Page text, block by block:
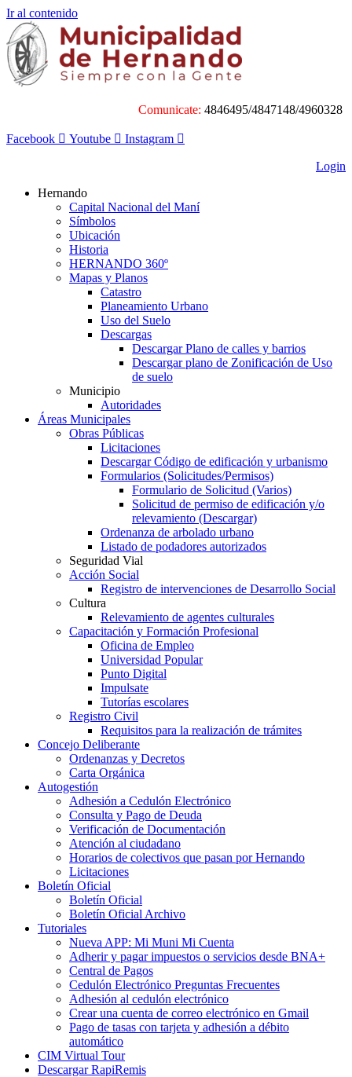
Ir al contenido
Comunicate: 4846495/4847148/4960328
Facebook Youtube Instagram
Login
Hernando
Capital Nacional del Maní
Símbolos
Ubicación
Historia
HERNANDO 360º
Mapas y Planos
Catastro
Planeamiento Urbano
Uso del Suelo
Descargas
Descargar Plano de calles y barrios
Descargar plano de Zonificación de Uso
de suelo
Municipio
Autoridades
Áreas Municipales
Obras Públicas
Licitaciones
Descargar Código de edificación y urbanismo
Formularios (Solicitudes/Permisos)
Formulario de Solicitud (Varios)
Solicitud de permiso de edificación y/o
relevamiento (Descargar)
Ordenanza de arbolado urbano
Listado de podadores autorizados
Seguridad Vial
Acción Social
Registro de intervenciones de Desarrollo Social
Cultura
Relevamiento de agentes culturales
Capacitación y Formación Profesional
Oficina de Empleo
Universidad Popular
Punto Digital
Impulsate
Tutorías escolares
Registro Civil
Requisitos para la realización de trámites
Concejo Deliberante
Ordenanzas y Decretos
Carta Orgánica
Autogestión
Adhesión a Cedulón Electrónico
Consulta y Pago de Deuda
Verificación de Documentación
Atención al ciudadano
Horarios de colectivos que pasan por Hernando
Licitaciones
Boletín Oficial
Boletín Oficial
Boletín Oficial Archivo
Tutoriales
Nueva APP: Mi Muni Mi Cuenta
Adherir y pagar impuestos o servicios desde BNA+
Central de Pagos
Cedulón Electrónico Preguntas Frecuentes
Adhesión al cedulón electrónico
Crear una cuenta de correo electrónico en Gmail
Pago de tasas con tarjeta y adhesión a débito
automático
CIM Virtual Tour
Descargar RapiRemis